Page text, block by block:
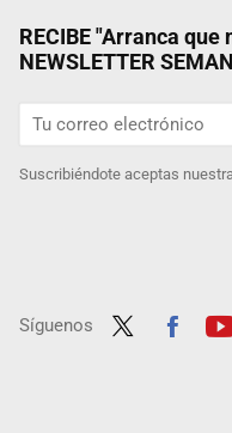
RECIBE "Arranca que
NEWSLETTER
Suscribiéndote aceptas nuestra
Síguenos